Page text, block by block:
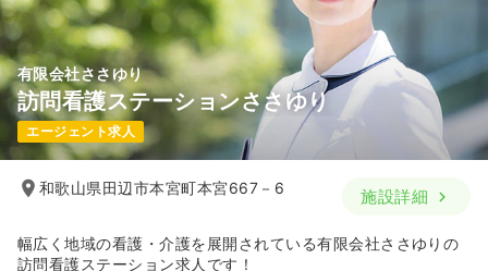
有限会社ささゆり
訪問看護ステーションささゆり
エージェント求人
和歌山県田辺市本宮町本宮667－6 施設詳細
幅広く地域の看護・介護を展開されている有限会社ささゆりの
訪問看護ステーション求人です！